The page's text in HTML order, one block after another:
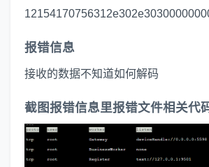
报错信息
接收的数据不知道如何解码
截图报错信息里报错文件相关代